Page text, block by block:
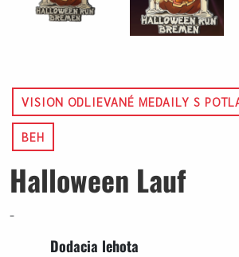
VISION ODLIEVANÉ MEDAILY S
BEH
Halloween Lauf
-
Dodacia lehota